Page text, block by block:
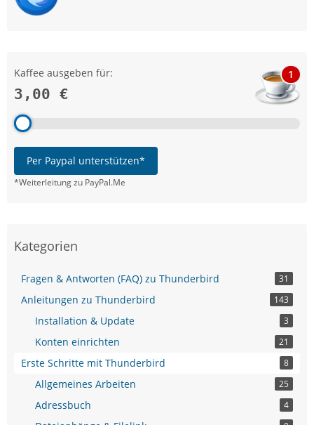
Kaffee ausgeben für:
3,00 €
1
Per Paypal unterstützen*
*Weiterleitung zu PayPal.Me
Kategorien
Fragen & Antworten (FAQ) zu Thunderbird 31
Anleitungen zu Thunderbird 143
Installation & Update 3
Konten einrichten 21
Erste Schritte mit Thunderbird 8
Allgemeines Arbeiten 25
Adressbuch 4